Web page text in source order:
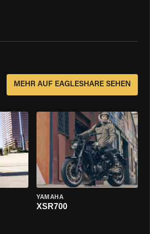
MEHR AUF EAGLESHARE SEHEN
YAMAHA
XSR700